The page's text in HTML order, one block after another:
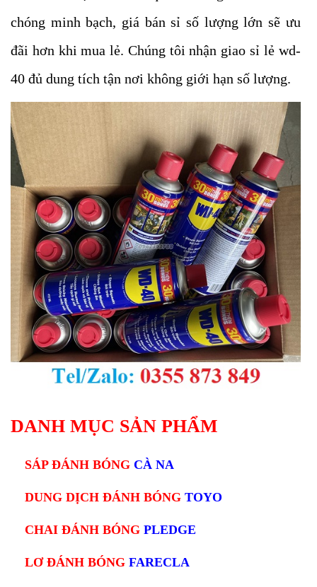
chóng minh bạch, giá bán sỉ số lượng lớn sẽ ưu
đãi hơn khi mua lẻ. Chúng tôi nhận giao sỉ lẻ wd-
40 đủ dung tích tận nơi không giới hạn số lượng.
DANH MỤC SẢN PHẨM
SÁP ĐÁNH BÓNG CÀ NA
DUNG DỊCH ĐÁNH BÓNG TOYO
CHAI ĐÁNH BÓNG PLEDGE
LƠ ĐÁNH BÓNG FARECLA